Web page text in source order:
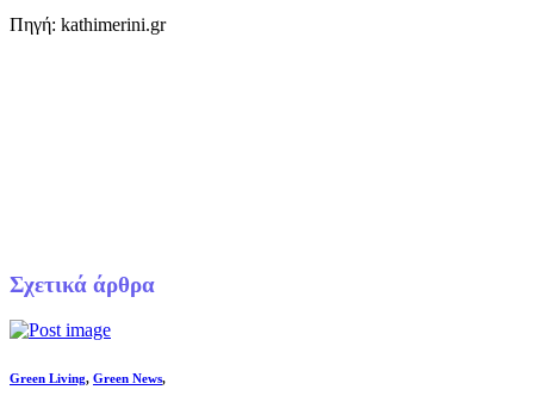
Πηγή: kathimerini.gr
Σχετικά άρθρα
Green Living, Green News,